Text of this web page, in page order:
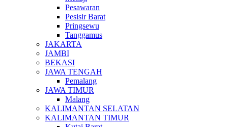
Pesawaran
Pesisir Barat
Pringsewu
Tanggamus
JAKARTA
JAMBI
BEKASI
JAWA TENGAH
Pemalang
JAWA TIMUR
Malang
KALIMANTAN SELATAN
KALIMANTAN TIMUR